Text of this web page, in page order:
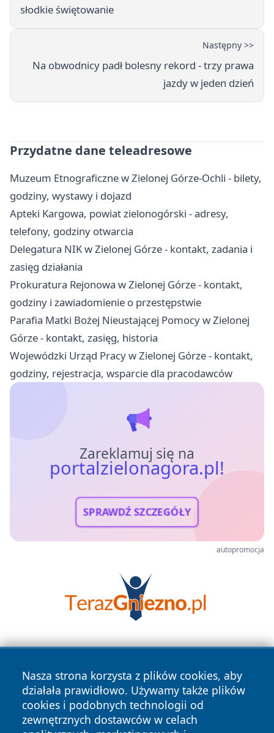
słodkie świętowanie
Następny >>
Na obwodnicy padł bolesny rekord - trzy prawa
jazdy w jeden dzień
Przydatne dane teleadresowe
Muzeum Etnograficzne w Zielonej Górze-Ochli - bilety,
godziny, wystawy i dojazd
Apteki Kargowa, powiat zielonogórski - adresy,
telefony, godziny otwarcia
Delegatura NIK w Zielonej Górze - kontakt, zadania i
zasięg działania
Prokuratura Rejonowa w Zielonej Górze - kontakt,
godziny i zawiadomienie o przestępstwie
Parafia Matki Bożej Nieustającej Pomocy w Zielonej
Górze - kontakt, zasięg, historia
Wojewódzki Urząd Pracy w Zielonej Górze - kontakt,
godziny, rejestracja, wsparcie dla pracodawców
Zareklamuj się na
portalzielonagora.pl!
SPRAWDŹ SZCZEGÓŁY
autopromocja
Nasza strona korzysta z plików cookies, aby
działała prawidłowo. Używamy także plików
cookies i podobnych technologii od
zewnętrznych dostawców w celach
Copyright © 2026 portalzielonagora.pl Wszystkie prawa